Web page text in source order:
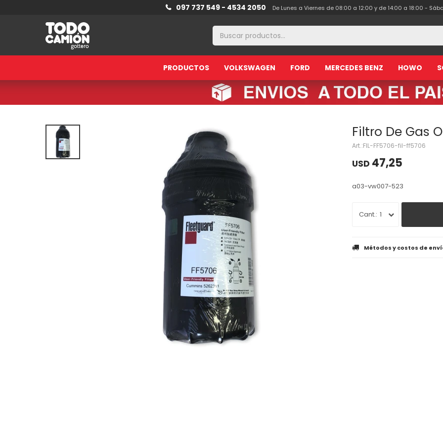
PRODUCTOS VOLKSWAGEN FORD MERCEDES BENZ HOWO
097 737 549 - 4534 2050 De Lunes a Viernes de 08:00 a 12:00 y de 14:00 a 18:00 -
Filtro De Gas
FIL-FF5706-fil-ff5706
USD 47,25
a03-vw007-523
1
Métodos y costos de